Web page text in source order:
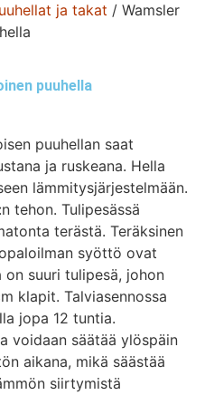
ja takat / Wamsler
puuhella
puuhellan saat
ja ruskeana. Hella
lämmitysjärjestelmään.
tehon. Tulipesässä
terästä. Teräksinen
syöttö ovat
on suuri tulipesä, johon
klapit. Talviasennossa
jopa 12 tuntia.
voidaan säätää ylöspäin
aikana, mikä säästää
siirtymistä